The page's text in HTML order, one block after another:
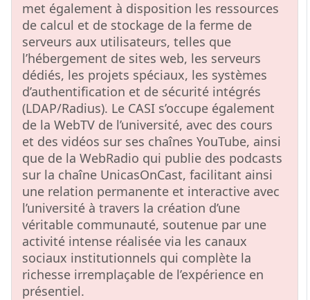
met également à disposition les ressources
de calcul et de stockage de la ferme de
serveurs aux utilisateurs, telles que
l’hébergement de sites web, les serveurs
dédiés, les projets spéciaux, les systèmes
d’authentification et de sécurité intégrés
(LDAP/Radius). Le CASI s’occupe également
de la WebTV de l’université, avec des cours
et des vidéos sur ses chaînes YouTube, ainsi
que de la WebRadio qui publie des podcasts
sur la chaîne UnicasOnCast, facilitant ainsi
une relation permanente et interactive avec
l’université à travers la création d’une
véritable communauté, soutenue par une
activité intense réalisée via les canaux
sociaux institutionnels qui complète la
richesse irremplaçable de l’expérience en
présentiel.